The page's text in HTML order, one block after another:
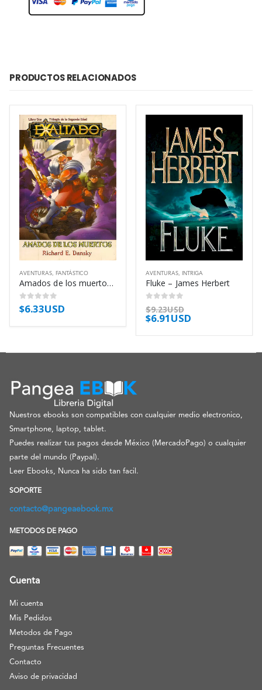
PRODUCTOS RELACIONADOS
AVENTURAS, FANTÁSTICO
Amados de los muertos – Richard E. Dansky
0out of 5
$6.33USD
AVENTURAS, INTRIGA
Fluke – James Herbert
0out of 5
$9.23USD
$6.91USD
Nuestros ebooks son compatibles con cualquier medio electronico,
Smartphone, laptop, tablet.
Puedes realizar tus pagos desde México (MercadoPago) o cualquier
parte del mundo (Paypal).
Leer Ebooks, Nunca ha sido tan facil.
SOPORTE
contacto@pangeaebook.mx
METODOS DE PAGO
Cuenta
Mi cuenta
Mis Pedidos
Metodos de Pago
Preguntas Frecuentes
Contacto
Aviso de privacidad